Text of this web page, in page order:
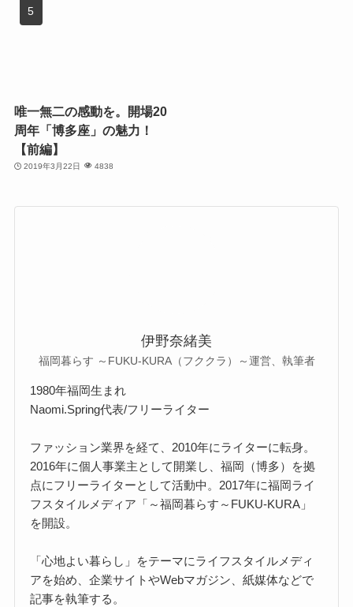
唯一無二の感動を。開場20
周年「博多座」の魅力！
【前編】
2019年3月22日 4838
伊野奈緒美
福岡暮らす ～FUKU-KURA（フククラ）～運営、執筆者
1980年福岡生まれ
Naomi.Spring代表/フリーライター
ファッション業界を経て、2010年にライターに転身。
2016年に個人事業主として開業し、福岡（博多）を拠
点にフリーライターとして活動中。2017年に福岡ライ
フスタイルメディア「～福岡暮らす～FUKU-KURA」
を開設。
「心地よい暮らし」をテーマにライフスタイルメディ
アを始め、企業サイトやWebマガジン、紙媒体などで
記事を執筆する。